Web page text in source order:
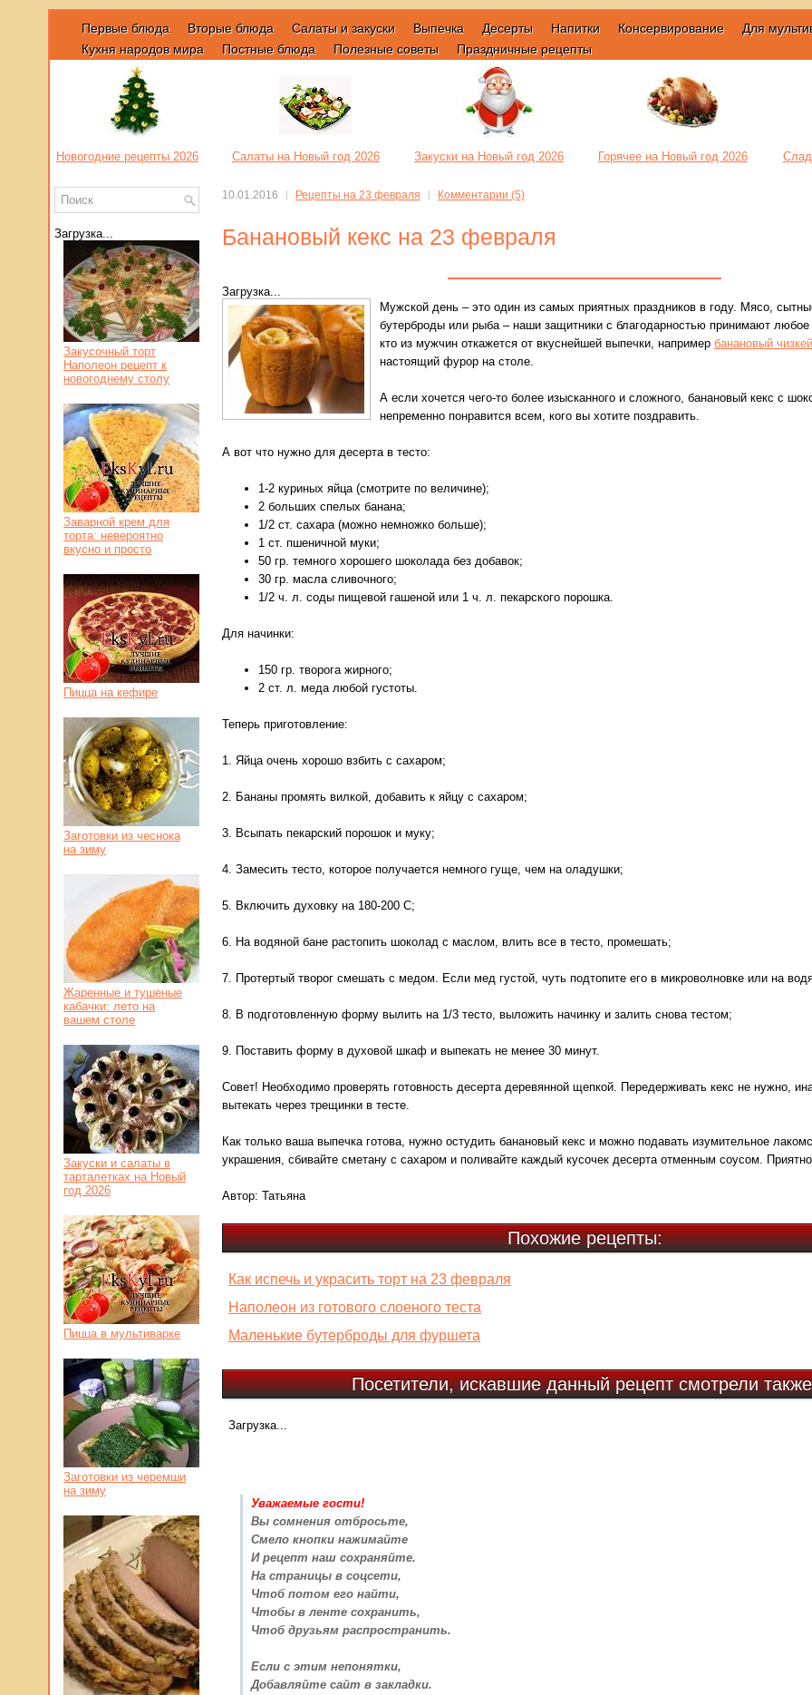
Первые блюда Вторые блюда Салаты и закуски Выпечка Десерты Напитки Консервирование
Для
Кухня народов мира
Постные блюда Полезные советы Праздничные рецепты
Новогодние рецепты 2026 Салаты на Новый год 2026 Закуски на Новый год 2026 Горячее на Новый год 2026
10.01.2016 Рецепты на 23 февраля Комментарии (5)
Банановый кекс на 23 февраля
Загрузка...
Мужской день – это один из самых приятных праздников в году. Мясо,
бутерброды или рыба – наши защитники с благодарностью принимают
кто из мужчин откажется от вкуснейшей выпечки, например банановый
настоящий фурор на столе.
А если хочется чего-то более изысканного и сложного, банановый кекс с
непременно понравится всем, кого вы хотите поздравить.
А вот что нужно для десерта в тесто:
1-2 куриных яйца (смотрите по величине);
2 больших спелых банана;
1/2 ст. сахара (можно немножко больше);
1 ст. пшеничной муки;
50 гр. темного хорошего шоколада без добавок;
30 гр. масла сливочного;
1/2 ч. л. соды пищевой гашеной или 1 ч. л. пекарского порошка.
Для начинки:
150 гр. творога жирного;
2 ст. л. меда любой густоты.
Теперь приготовление:
1. Яйца очень хорошо взбить с сахаром;
2. Бананы промять вилкой, добавить к яйцу с сахаром;
3. Всыпать пекарский порошок и муку;
4. Замесить тесто, которое получается немного гуще, чем на оладушки;
5. Включить духовку на 180-200 С;
6. На водяной бане растопить шоколад с маслом, влить все в тесто, промешать;
7. Протертый творог смешать с медом. Если мед густой, чуть подтопите его в микроволновке или на
8. В подготовленную форму вылить на 1/3 тесто, выложить начинку и залить снова тестом;
9. Поставить форму в духовой шкаф и выпекать не менее 30 минут.
Совет! Необходимо проверять готовность десерта деревянной щепкой. Передерживать кекс не нужно,
вытекать через трещинки в тесте.
Как только ваша выпечка готова, нужно остудить банановый кекс и можно подавать изумительное
украшения, сбивайте сметану с сахаром и поливайте каждый кусочек десерта отменным соусом.
Автор: Татьяна
Похожие рецепты:
Как испечь и украсить торт на 23 февраля
Наполеон из готового слоеного теста
Маленькие бутерброды для фуршета
Посетители, искавшие данный рецепт смотрели
Загрузка...
Уважаемые гости!
Вы сомнения отбросьте,
Смело кнопки нажимайте
И рецепт наш сохраняйте.
На страницы в соцсети,
Чтоб потом его найти,
Чтобы в ленте сохранить,
Чтоб друзьям распространить.
Если с этим непонятки,
Добавляйте сайт в закладки.
Загрузка...
Закусочный торт
Наполеон рецепт к
новогоднему столу
Заварной крем для
торта: невероятно
вкусно и просто
Пицца на кефире
Заготовки из чеснока
на зиму
Жаренные и тушеные
кабачки: лето на
вашем столе
Закуски и салаты в
тарталетках на Новый
год 2026
Пицца в мультиварке
Заготовки из черемши
на зиму